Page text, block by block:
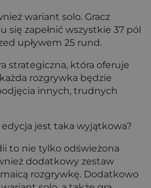
wariant solo. Gracz
się zapełnić wszystkie 37 pól
upływem 25 rund.
strategiczna, która oferuje
rozgrywka będzie
innych, trudnych
jest taka wyjątkowa?
to nie tylko odświeżona
dodatkowy zestaw
rozgrywkę. Dodatkowo